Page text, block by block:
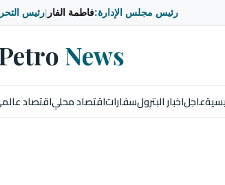
رئيس مجلس الإدارة:فاطمة الفار رئيس
News
عاجلاخبار البترولسفاراتاقتصاد محلياقتصاد